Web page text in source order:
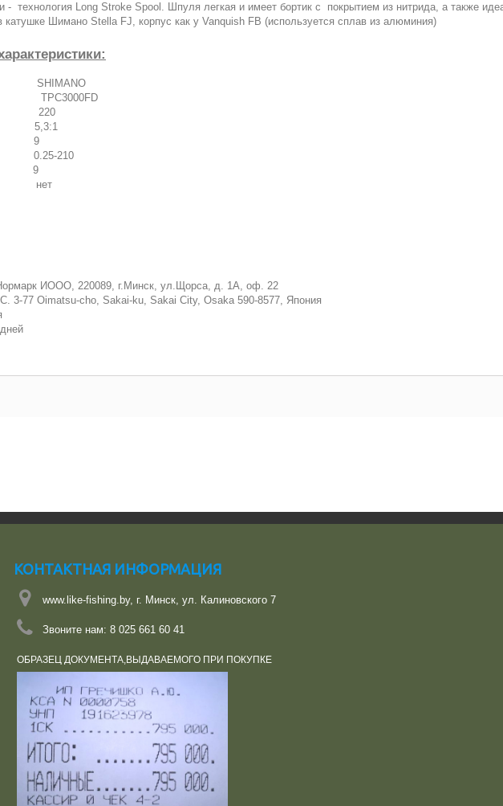
- технология Long Stroke Spool. Шпуля легкая и имеет бортик с покрытием из нитрида, а также
катушке Шимано Stella FJ, корпус как у Vanquish FB (используется сплав из алюминия)
5,3:1
9
0.25-210
(кг) 9
нет
ИООО, 220089, г.Минск, ул.Щорса, д. 1А, оф. 22
3-77 Oimatsu-cho, Sakai-ku, Sakai City, Osaka 590-8577, Япония
КОНТАКТНАЯ ИНФОРМАЦИЯ
www.like-fishing.by, г. Минск, ул. Калиновского 7
Звоните нам: 8 025 661 60 41
ОБРАЗЕЦ ДОКУМЕНТА,ВЫДАВАЕМОГО ПРИ ПОКУПКЕ